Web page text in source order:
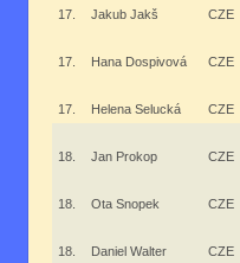
17. Jakub Jakš CZE
17. Hana Dospivová CZE
17. Helena Selucká CZE
18. Jan Prokop CZE
18. Ota Snopek CZE
18. Daniel Walter CZE